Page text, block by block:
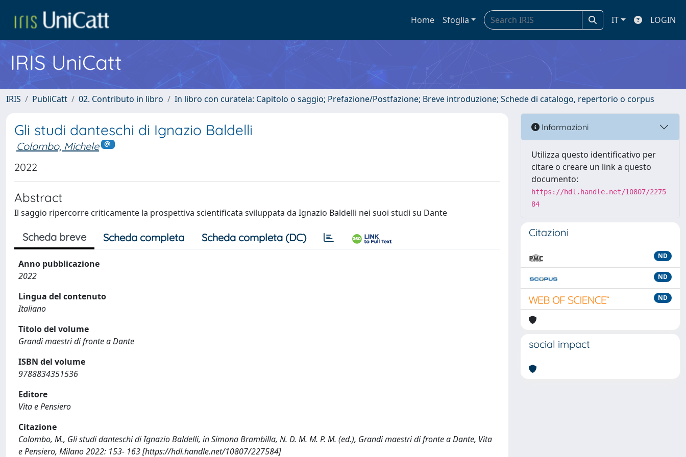
Home Sfoglia IT LOGIN
IRIS UniCatt
IRIS PubliCatt 02. Contributo in libro In libro con curatela: Capitolo o saggio; Prefazione/Postfazione; Breve introduzione; Schede di catalogo, repertorio o corpus
Gli studi danteschi di Ignazio Baldelli
Colombo, Michele
2022
Abstract
Il saggio ripercorre criticamente la prospettiva scientificata sviluppata da Ignazio Baldelli nei suoi studi su Dante
Scheda breve Scheda completa Scheda completa (DC)
Anno pubblicazione
2022
Lingua del contenuto
Italiano
Titolo del volume
Grandi maestri di fronte a Dante
ISBN del volume
9788834351536
Editore
Vita e Pensiero
Citazione
Colombo, M., Gli studi danteschi di Ignazio Baldelli, in Simona Brambilla, N. D. M. M. P. M. (ed.), Grandi maestri di fronte a Dante, Vita
e Pensiero, Milano 2022: 153- 163 [https://hdl.handle.net/10807/227584]
Informazioni
Utilizza questo identificativo per
citare o creare un link a questo
documento:
https://hdl.handle.net/10807/2275
84
Citazioni
ND
ND
ND
social impact